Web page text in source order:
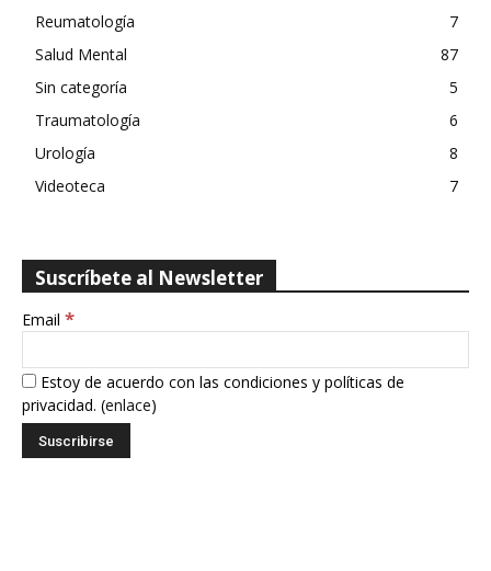
Reumatología
7
Salud Mental
87
Sin categoría
5
Traumatología
6
Urología
8
Videoteca
7
Suscríbete al Newsletter
Email *
Estoy de acuerdo con las condiciones y políticas de
privacidad. (enlace)